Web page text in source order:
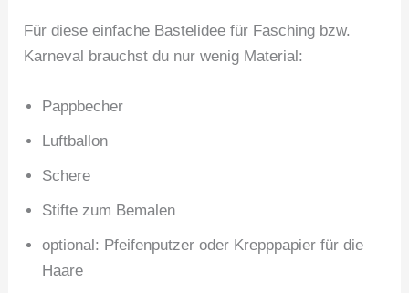
Für diese einfache Bastelidee für Fasching bzw.
Karneval brauchst du nur wenig Material:
Pappbecher
Luftballon
Schere
Stifte zum Bemalen
optional: Pfeifenputzer oder Krepppapier für die
Haare